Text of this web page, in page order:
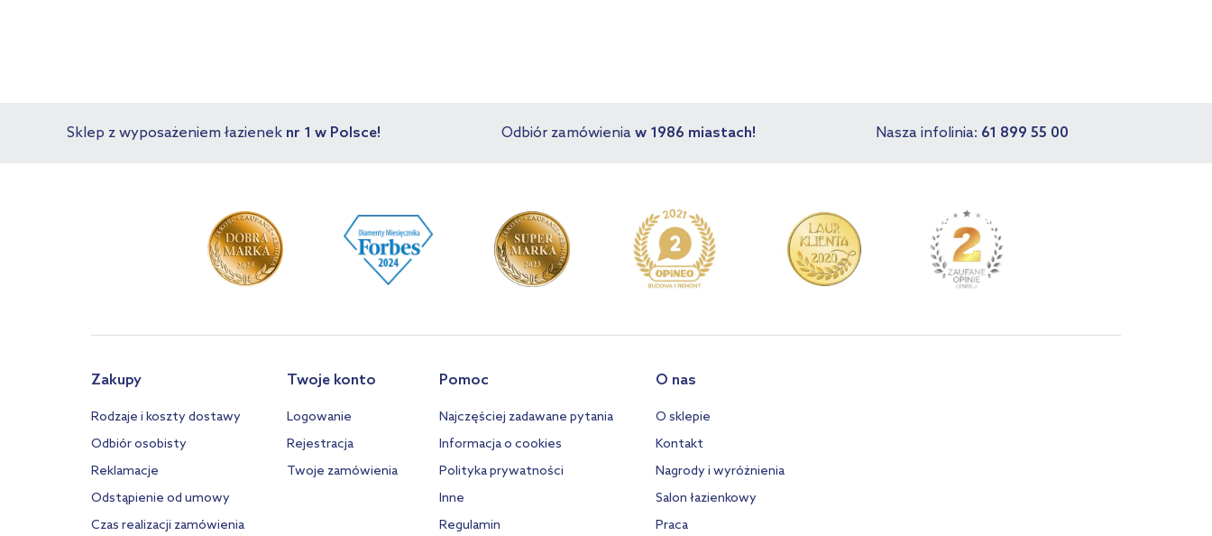
Sklep z wyposażeniem łazienek nr 1 w Polsce! Odbiór zamówienia w 1986 miastach! Nasza infolinia: 61 899 55 00
Zakupy
Rodzaje i koszty dostawy
Odbiór osobisty
Reklamacje
Odstąpienie od umowy
Czas realizacji zamówienia
Twoje konto
Logowanie
Rejestracja
Twoje zamówienia
Pomoc
Najczęściej zadawane pytania
Informacja o cookies
Polityka prywatności
Inne
Regulamin
O nas
O sklepie
Kontakt
Nagrody i wyróżnienia
Salon łazienkowy
Praca